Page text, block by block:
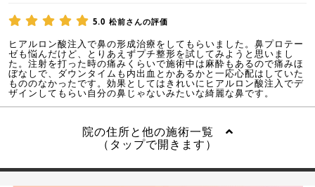
5.0 松前さんの評価
ヒアルロン酸注入で鼻の形成治療をしてもらいました。鼻プロテー
ゼも悩んだけど、とりあえずプチ整形を試してみようと思いまし
た。注射を打った時の痛みくらいで施術中は麻酔もあるので痛みほ
ぼなしで、ダウンタイムも内出血とかあるかと一応心配はしていた
もののなかったです。効果としてはきれいにヒアルロン酸注入でデ
ザインしてもらい自分の鼻じゃないみたいな綺麗な鼻です。
院の住所と他の施術一覧
（タップで開きます）